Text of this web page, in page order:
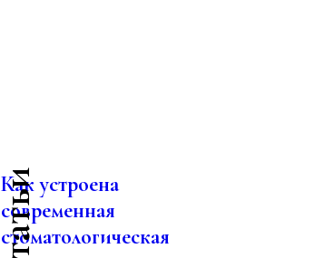
Как устроена
современная
стоматологическая